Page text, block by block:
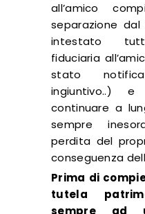
all’amico
separazione
intestato
fiduciaria
stato
ingiuntivo..) e
continuare a
sempre
perdita del
conseguenza
Prima di
tutela
sempre ad